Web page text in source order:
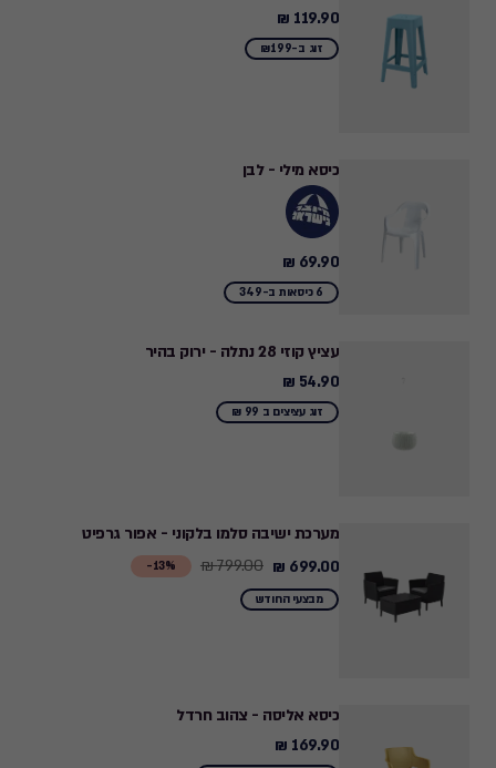
to
3,509.10
119.90
₪
119.90 ₪
זוג ב-₪199
כיסא מילי - לבן
69.90
₪
69.90 ₪
6 כיסאות ב-349
עציץ קוזי 28 נתלה - ירוק בהיר
54.90
₪
54.90 ₪
זוג עציצים ב 99 ₪
מערכת ישיבה סלמו בלקוני - אפור גרפיט
13%-
Price
from
699.00 ₪
799.00 ₪
מבצעי החודש
כיסא אליסה - צהוב חרדל
169.90
169.90 ₪